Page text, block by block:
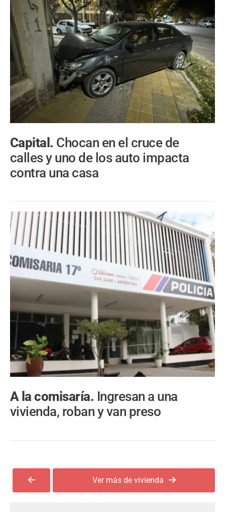
Capital. Chocan en el cruce de
calles y uno de los auto impacta
contra una casa
A la comisaría. Ingresan a una
vivienda, roban y van preso
Ver más de vivienda